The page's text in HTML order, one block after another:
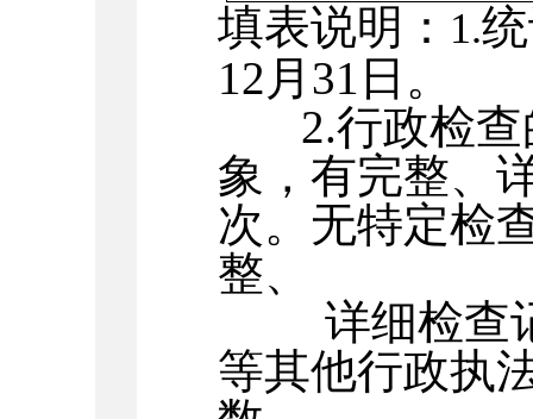
填表说明： 1.
12 月 31 日。
2.行政检
象，有完整、
次。无特定检
整、
详细检查
等其他行政执